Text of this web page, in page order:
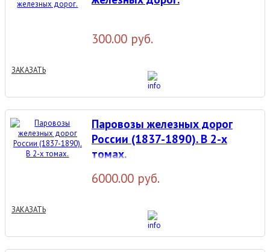
300.00 руб.
ЗАКАЗАТЬ
Паровозы железных дорог
России (1837-1890). В 2-х
томах.
6000.00 руб.
ЗАКАЗАТЬ